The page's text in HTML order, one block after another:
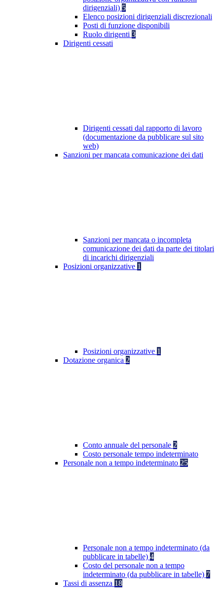
dirigenziali) 5
Elenco posizioni dirigenziali discrezionali
Posti di funzione disponibili
Ruolo dirigenti 3
Dirigenti cessati
Dirigenti cessati dal rapporto di lavoro
(documentazione da pubblicare sul sito
web)
Sanzioni per mancata comunicazione dei dati
Sanzioni per mancata o incompleta
comunicazione dei dati da parte dei titolari
di incarichi dirigenziali
Posizioni organizzative 1
Posizioni organizzative 1
Dotazione organica 2
Conto annuale del personale 2
Costo personale tempo indeterminato
Personale non a tempo indeterminato 25
Personale non a tempo indeterminato (da
pubblicare in tabelle) 4
Costo del personale non a tempo
indeterminato (da pubblicare in tabelle) 7
Tassi di assenza 18